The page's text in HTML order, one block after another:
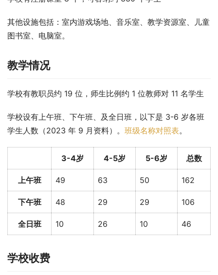
其他设施包括：室内游戏场地、音乐室、教学资源室、儿童
图书室、电脑室。
教学情况
学校有教职员约 19 位，师生比例约 1 位教师对 11 名学生
学校设有上午班、下午班、及全日班，以下是 3-6 岁各班
学生人数（2023 年 9 月资料）。 班级名称对照表。
3-4岁 4-5岁 5-6岁 总数
上午班 49 63 50 162
下午班 48 29 29 106
全日班 10 26 10 46
学校收费